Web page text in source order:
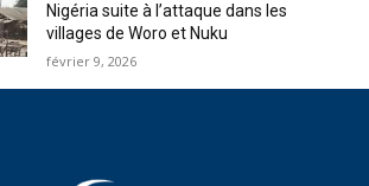
Nigéria suite à l’attaque dans les
villages de Woro et Nuku
février 9, 2026